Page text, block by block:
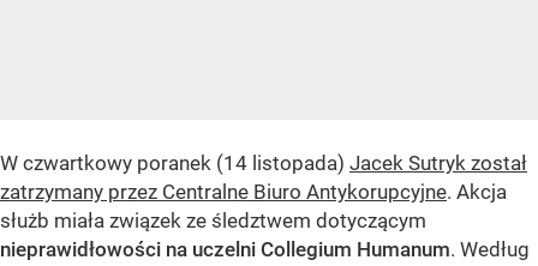
W czwartkowy poranek (14 listopada) Jacek Sutryk został
zatrzymany przez Centralne Biuro Antykorupcyjne. Akcja
służb miała związek ze śledztwem dotyczącym
nieprawidłowości na uczelni Collegium Humanum. Według